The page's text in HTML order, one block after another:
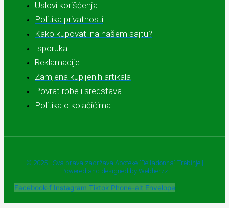
Uslovi korišćenja
Politika privatnosti
Kako kupovati na našem sajtu?
Isporuka
Reklamacije
Zamjena kupljenih artikala
Povrat robe i sredstava
Politika o kolačićima
© 2025 - Sva prava zadržava Apoteke "Belladonna" Trebinje |
Powered and designed by Webherzz
Facebook-f Instagram Tiktok Phone-alt Envelope